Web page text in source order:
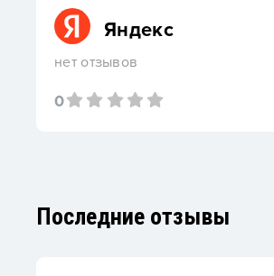
Яндекс
нет отзывов
0
Последние отзывы